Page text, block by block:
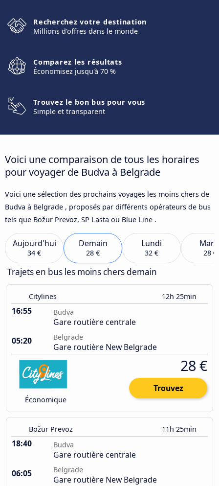
Recherchez votre destination
Millions d'offres dans le monde
Comparez les résultats
Économisez jusqu'à 70 %
Trouvez le bon bus pour vous
Simple et transparent
Voici une comparaison de tous les horaires
pour voyager de Budva à Belgrade
Voici une sélection des prochains voyages les moins chers de
Budva à Belgrade , proposés par différents opérateurs de bus
tels que Božur Prevoz, SP Lasta ou Blue Line .
Aujourd'hui
34 €
Demain
28 €
Lundi
32 € 28 €
Trajets en bus les moins chers demain
Citylines 12h 25min
16:55 Budva
Gare routière centrale
05:20
Belgrade
Gare routière New Belgrade
Économique
28 €
Trouvez
Božur Prevoz 11h 25min
18:40 Budva
Gare routière centrale
06:05
Belgrade
Gare routière New Belgrade